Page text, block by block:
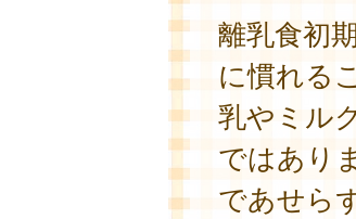
離乳食初
に慣れる
乳やミル
ではあり
であせら